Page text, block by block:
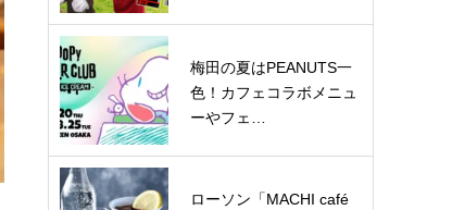
梅田の夏はPEANUTS一
色！カフェコラボメニュ
ーやフェ…
ローソン「MACHI café